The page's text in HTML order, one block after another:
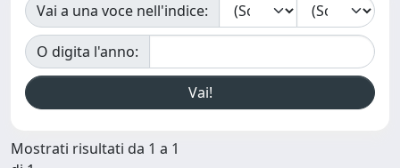
Vai a una voce nell'indice:
O digita l'anno:
Mostrati risultati da 1 a 1